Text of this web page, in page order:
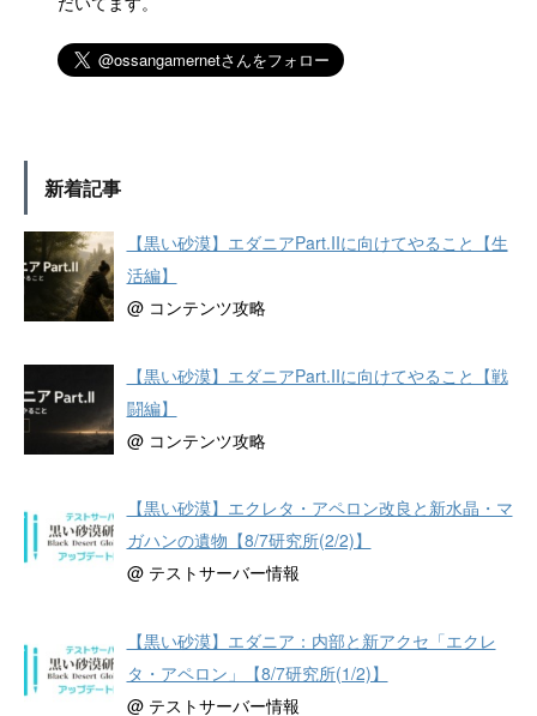
新着記事
【黒い砂漠】エダニアPart.IIに向けてやること【生
活編】
@ コンテンツ攻略
【黒い砂漠】エダニアPart.IIに向けてやること【戦
闘編】
@ コンテンツ攻略
【黒い砂漠】エクレタ・アペロン改良と新水晶・マ
ガハンの遺物【8/7研究所(2/2)】
@ テストサーバー情報
【黒い砂漠】エダニア：内部と新アクセ「エクレ
タ・アペロン」【8/7研究所(1/2)】
@ テストサーバー情報